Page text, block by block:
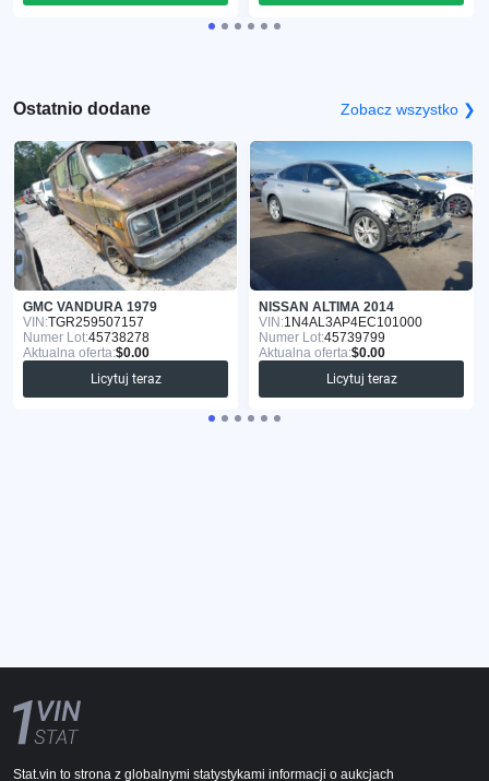
Ostatnio dodane Zobacz wszystko ❯
GMC VANDURA 1979
VIN:TGR259507157
Numer Lot:45738278
Aktualna oferta:$0.00
Licytuj teraz
NISSAN ALTIMA 2014
VIN:1N4AL3AP4EC101000
Numer Lot:45739799
Aktualna oferta:$0.00
Licytuj teraz
Stat.vin to strona z globalnymi statystykami informacji o aukcjach